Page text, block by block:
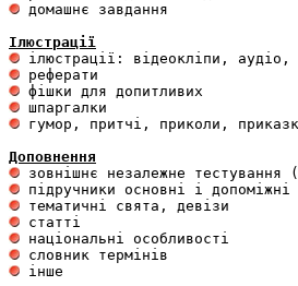
домашнє завдання
Ілюстрації
гумор, притчі, приколи,
Доповнення
інше